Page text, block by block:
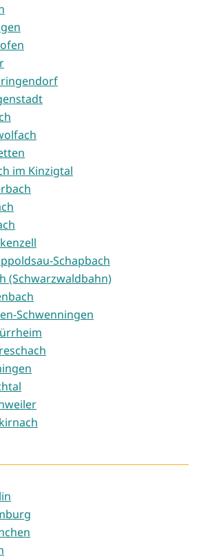
im Kinzigtal
Schapbach
(Schwarzwaldbahn)
Schwenningen